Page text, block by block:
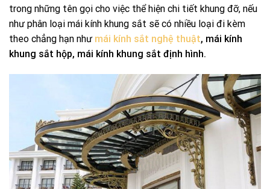
trong những tên gọi cho việc thể hiện chi tiết khung đỡ, nếu
như phân loại mái kính khung sắt sẽ có nhiều loại đi kèm
theo chẳng hạn như mái kính sắt nghệ thuật, mái kính
khung sắt hộp, mái kính khung sắt định hình.